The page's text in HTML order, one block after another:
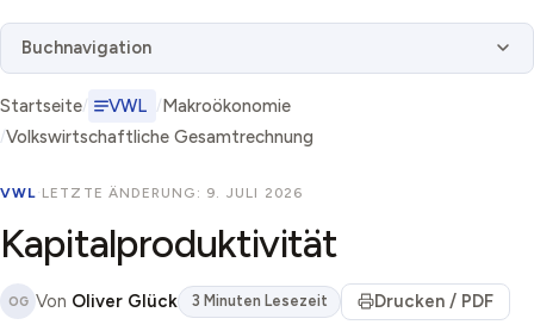
Buchnavigation
Startseite VWL
Makroökonomie
Volkswirtschaftliche Gesamtrechnung
VWL· LETZTE ÄNDERUNG: 9. JULI 2026
Kapitalproduktivität
OG Von Oliver Glück 3 Minuten Lesezeit Drucken / PDF